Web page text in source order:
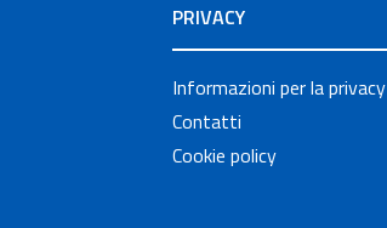
PRIVACY
Informazioni per la privacy
Contatti
Cookie policy